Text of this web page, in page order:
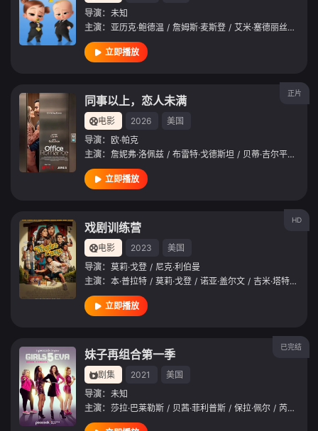
导演： 未知
主演： 亚历克·鲍德温 / 詹姆斯·麦斯登 / 艾米·塞德丽丝 /
立即播放
正片
同事以上，恋人未满
电影 2026
美国
导演： 欧·帕克
主演： 詹妮弗·洛佩兹 / 布雷特·戈德斯坦 / 贝蒂·吉尔平 /
立即播放
HD
戏剧训练营
电影 2023
美国
导演： 莫莉·戈登 / 尼克·利伯曼
主演： 本·普拉特 / 莫莉·戈登 / 诺亚·盖尔文 / 吉米·塔特罗
立即播放
已完结
妹子再组合第一季
剧集 2021
美国
导演： 未知
主演： 莎拉·巴莱勒斯 / 贝茜·菲利普斯 / 保拉·佩尔 / 芮妮·戈兹贝里